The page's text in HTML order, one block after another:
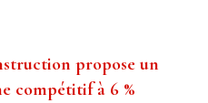
propose un
compétitif à 6 %